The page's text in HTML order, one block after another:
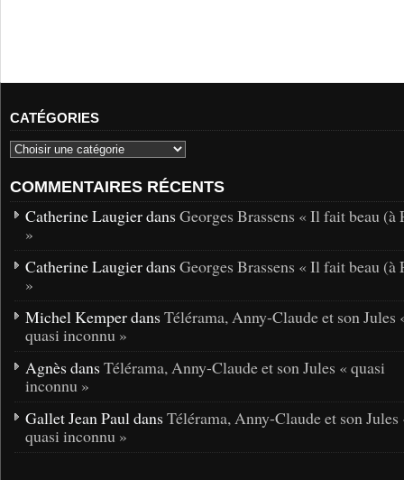
CATÉGORIES
COMMENTAIRES RÉCENTS
Catherine Laugier dans Georges Brassens « Il fait beau (à
»
Catherine Laugier dans Georges Brassens « Il fait beau (à
»
Michel Kemper dans Télérama, Anny-Claude et son Jules
quasi inconnu »
Agnès dans Télérama, Anny-Claude et son Jules « quasi
inconnu »
Gallet Jean Paul dans Télérama, Anny-Claude et son Jules
quasi inconnu »